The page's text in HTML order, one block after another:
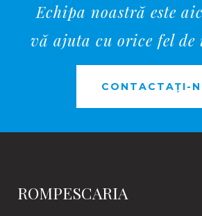
Echipa noastră este
vă ajuta cu orice fel
CONTACTAȚI-
ROMPESCARIA